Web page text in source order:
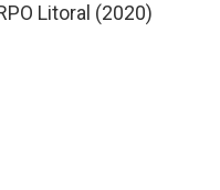
Litoral (2020)